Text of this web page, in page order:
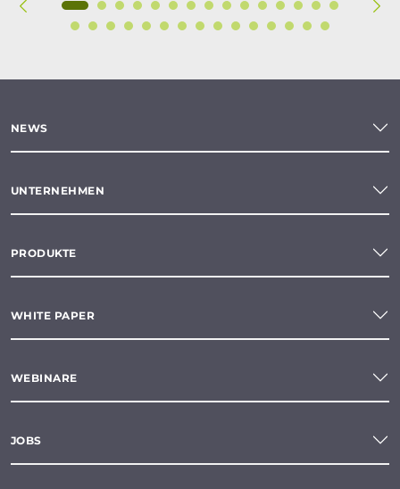
NEWS
UNTERNEHMEN
PRODUKTE
WHITE PAPER
WEBINARE
JOBS